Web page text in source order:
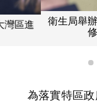
衛生局舉辦交流會
修計劃》
1
為落實特區